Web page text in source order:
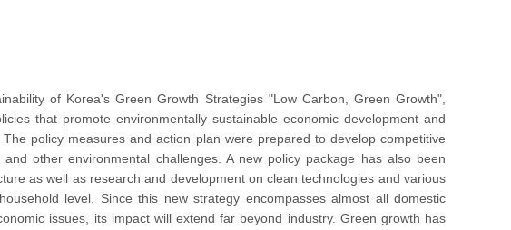
of Korea's Green Growth Strategies "Low Carbon, Green Growth",
that promote environmentally sustainable economic development and
policy measures and action plan were prepared to develop competitive
other environmental challenges. A new policy package has also been
as well as research and development on clean technologies and various
level. Since this new strategy encompasses almost all domestic
issues, its impact will extend far beyond industry. Green growth has